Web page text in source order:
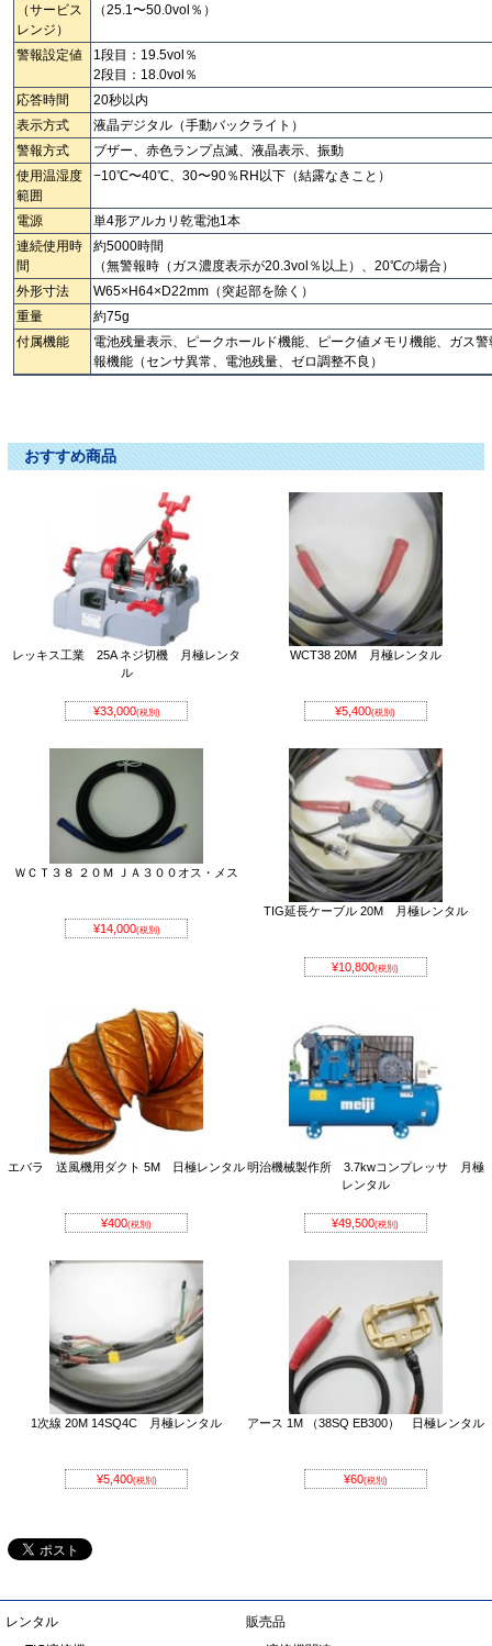
（サービス
レンジ）
（25.1〜50.0vol％）
警報設定値
1段目：19.5vol％
2段目：18.0vol％
応答時間
20秒以内
表示方式
液晶デジタル（手動バックライト）
警報方式
ブザー、赤色ランプ点滅、液晶表示、振動
使用温湿度
範囲
−10℃〜40℃、30〜90％RH以下（結露なきこと）
電源
単4形アルカリ乾電池1本
連続使用時
間
約5000時間
（無警報時（ガス濃度表示が20.3vol％以上）、20℃の場合）
外形寸法
W65×H64×D22mm（突起部を除く）
重量
約75g
付属機能
電池残量表示、ピークホールド機能、ピーク値メモリ機能、ガス
報機能（センサ異常、電池残量、ゼロ調整不良）
おすすめ商品
レッキス工業 25A ネジ切機 月極レンタ
ル
¥33,000(税別)
WCT38 20M 月極レンタル
¥5,400(税別)
ＷＣＴ３８ ２０Ｍ ＪＡ３００オス・メス
¥14,000(税別)
TIG延長ケーブル 20M 月極レンタル
¥10,800(税別)
エバラ 送風機用ダクト 5M 日極レンタル
¥400(税別)
明治機械製作所 3.7kwコンプレッサ 月極
レンタル
¥49,500(税別)
1次線 20M 14SQ4C 月極レンタル
¥5,400(税別)
アース 1M （38SQ EB300） 日極レンタル
¥60(税別)
レンタル
販売品